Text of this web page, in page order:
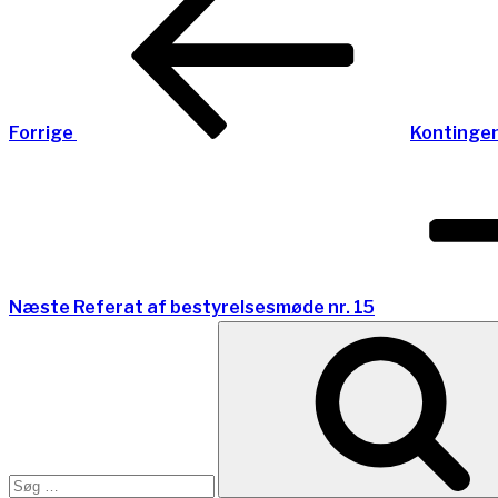
Forrige
Næste Referat af bestyrelsesmøde nr. 15